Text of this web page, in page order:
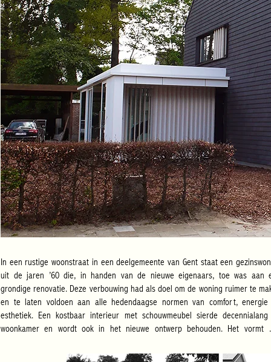
In een rustige woonstraat in een deelgemeente van Gent staat een
uit de jaren ’60 die, in handen van de nieuwe eigenaars, toe was aan
grondige renovatie. Deze verbouwing had als doel om de woning ruimer te
en te laten voldoen aan alle hedendaagse normen van comfort,
esthetiek. Een kostbaar interieur met schouwmeubel sierde
woonkamer en wordt ook in het nieuwe ontwerp behouden. Het vormt
Bruyne. Deze zal als “parel” van de woning fungeren en een authentiek